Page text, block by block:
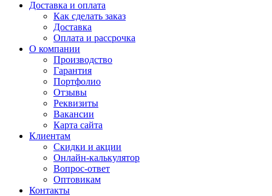
Доставка и оплата
Как сделать заказ
Доставка
Оплата и рассрочка
О компании
Производство
Гарантия
Портфолио
Отзывы
Реквизиты
Вакансии
Карта сайта
Клиентам
Скидки и акции
Онлайн-калькулятор
Вопрос-ответ
Оптовикам
Контакты